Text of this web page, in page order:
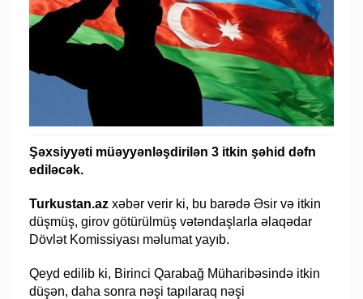
Şəxsiyyəti müəyyənləşdirilən 3 itkin şəhid dəfn
ediləcək.
Turkustan.az xəbər verir ki, bu barədə Əsir və itkin
düşmüş, girov götürülmüş vətəndaşlarla əlaqədar
Dövlət Komissiyası məlumat yayıb.
Qeyd edilib ki, Birinci Qarabağ Müharibəsində itkin
düşən, daha sonra nəşi tapılaraq nəşi